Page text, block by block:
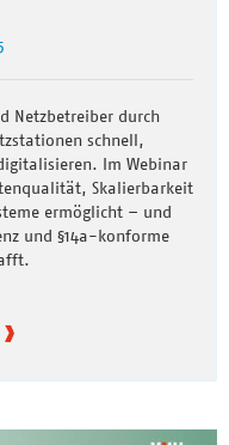
Netzbetreiber durch
schnell,
Im Webinar
Skalierbarkeit
ermöglicht – und
und §14a-konforme